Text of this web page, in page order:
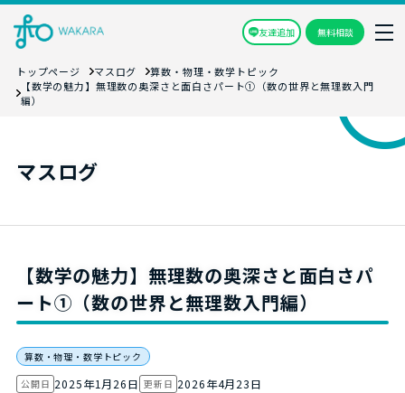
友達追加 無料相談
トップページ マスログ
算数・物理・数学トピック
【数学の魅力】無理数の奥深さと面白さパート①（数の世界と無理数入門
編）
マスログ
【数学の魅力】無理数の奥深さと面白さパ
ート①（数の世界と無理数入門編）
算数・物理・数学トピック
公開日 2025年1月26日 更新日 2026年4月23日